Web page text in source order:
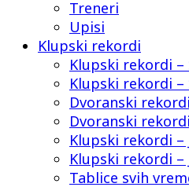
Treneri
Upisi
Klupski rekordi
Klupski rekordi –
Klupski rekordi –
Dvoranski
Dvoranski
Klupski rekordi –
Klupski rekordi –
Tablice svih